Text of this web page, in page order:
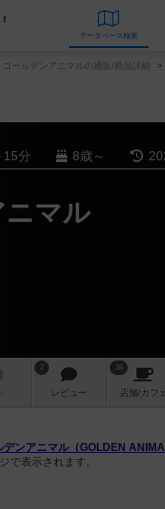
データベース
ゴールデンアニマルの通販/商品詳細
15分 8歳～
ニマル
2
レビュー
38
店舗/カフェ
デンアニマル（GOLDEN
で表示されます。